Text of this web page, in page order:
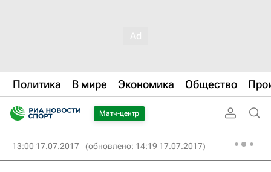
Политика В мире Экономика Общество
Матч-центр
13:00 17.07.2017 (обновлено: 14:19 17.07.2017)